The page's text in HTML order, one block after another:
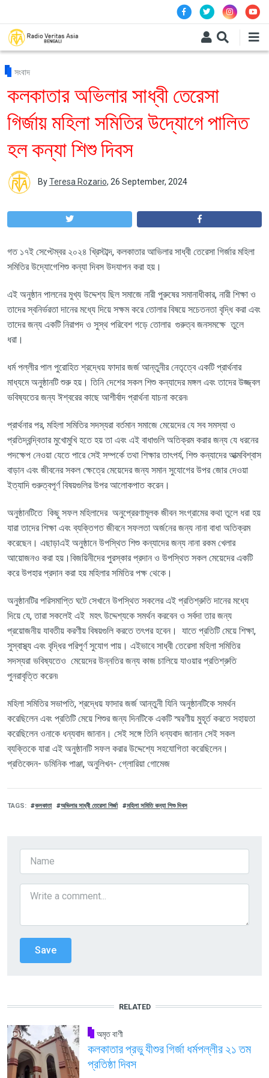
সংবাদ
কলকাতার অভিলার সাধ্বী তেরেসা
গির্জায় মহিলা সমিতির উদ্যোগে পালিত
হল কন্যা শিশু দিবস
ByTeresa Rozario, 26 September, 2024
গত ১৭ই সেপ্টেম্বর ২০২৪ খ্রিস্টাব্দ, কলকাতারআভিলার সাধ্বী তেরেসা গির্জারমহিলা
সমিতিরউদ্যোগেশিশু কন্যা দিবস উদযাপন করা হয়।
এই অনুষ্ঠান পালনের মুখ্য উদ্দেশ্য ছিল সমাজে নারী পুরুষের সমানাধীকার,নারী শিক্ষা ও
তাদের স্বনির্ভরতা দানের মধ্যে দিয়ে সক্ষম করে তোলার বিষয়ে সচেতনতা বৃদ্ধি করা এবং
তাদের জন্য একটি নিরাপদ ও সুস্থ পরিবেশ গড়ে তোলার গুরুত্ব জনসমক্ষে তুলে
ধরা।
ধর্ম পল্লীর পাল পুরোহিত শ্রদ্ধেয় ফাদার জর্জ আন্তুনীর নেতৃত্বে একটি প্রার্থনার
মাধ্যমে অনুষ্ঠানটি শুরু হয়। তিনিদেশেরসকলশিশু কন্যাদের মঙ্গল এবংতাদেরউজ্জ্বল
ভবিষ্যতের জন্য ঈশ্বরের কাছে আশীর্বাদ প্রার্থনা যাচনা করেন৷
প্রার্থনার পর, মহিলা সমিতির সদস্যরা বর্তমান সমাজে মেয়েদের যে সব সমস্যা ও
প্রতিদ্বন্দ্বিতার মুখোমুখি হতে হয় তা এবং এই বাধাগুলি অতিক্রম করার জন্য যে ধরনের
পদক্ষেপ নেওয়া যেতে পারে সেই সম্পর্কে তথা শিক্ষার তাৎপর্য, শিশু কন্যাদের আত্মবিশ্বাস
বাড়ান এবং জীবনের সকল ক্ষেত্রে মেয়েদের জন্য সমান সুযোগের উপর জোর দেওয়া
ইত্যাদি গুরুত্বপূর্ণ বিষয়গুলির উপর আলোকপাত করেন।
অনুষ্ঠানটিতে কিছু সফল মহিলাদের অনুপ্রেরণামূলক জীবন সংগ্রামের কথা তুলে ধরা হয়
যারা তাদের শিক্ষা এবং ব্যক্তিগত জীবনে সফলতা অর্জনের জন্য নানা বাধা অতিক্রম
করেছেন। এছাড়াএই অনুষ্ঠানে উপস্থিত শিশু কন্যাদের জন্য নানা রকম খেলার
আয়োজনও করা হয়। বিজয়িনীদের পুরস্কার প্রদান ও উপস্থিত সকল মেয়েদের একটি
করে উপহার প্রদান করা হয় মহিলার সমিতির পক্ষ থেকে।
অনুষ্ঠানটির পরিসমাপ্তি ঘটে সেখানে উপস্থিত সকলের এই প্রতিশ্রুতি দানের মধ্যে
দিয়ে যে,তারা সকলেই এই মহৎ উদ্দেশ্যকে সমর্থন করবেন ও সর্বদা তার জন্য
প্রয়োজনীয় যাবতীয় করণীয় বিষয়গুলি করতে তৎপর হবেন।
যাতে প্রতিটি মেয়ে শিক্ষা,
সুস্বাস্থ্য এবং বৃদ্ধির পরিপূর্ণ সুযোগ পায়। এইভাবে সাধ্বী তেরেসা মহিলা সমিতির
সদস্যরা ভবিষ্যতেও মেয়েদের উন্নতির জন্য কাজ চালিয়ে যাওয়ার প্রতিশ্রুতি
পুনরাবৃত্তি করেন৷
মহিলা সমিতির সভাপতি, শ্রদ্ধেয় ফাদারজর্জআন্তুনযিনি অনুষ্ঠানটিকে সমর্থন
করেছিলেন এবং প্রতিটি মেয়ে শিশুর জন্য দিনটিকে একটি স্মরণীয় মুহূর্ত করতে সহায়তা
করেছিলেন ওনাকে ধন্যবাদ জানান। সেই সঙ্গে তিনি ধন্যবাদ জানান সেই সকল
ব্যক্তিকে যারা এই অনুষ্ঠানটি সফল করার উদ্দেশ্যে সহযোগিতা করেছিলেন।
প্রতিবেদন- ডমিনিক পাঞ্জা, অনুলিখন- গ্লোরিয়া গোমেজ
TAGS কলকাতা অভিলার সাধ্বী তেরেসা গির্জা মহিলা সমিতি কন্যা শিশু দিবস
RELATED
অমৃত বাণী
কলকাতার প্রভু যীশুর গির্জা ধর্মপল্লীর ২১ তম
প্রতিষ্ঠা দিবস